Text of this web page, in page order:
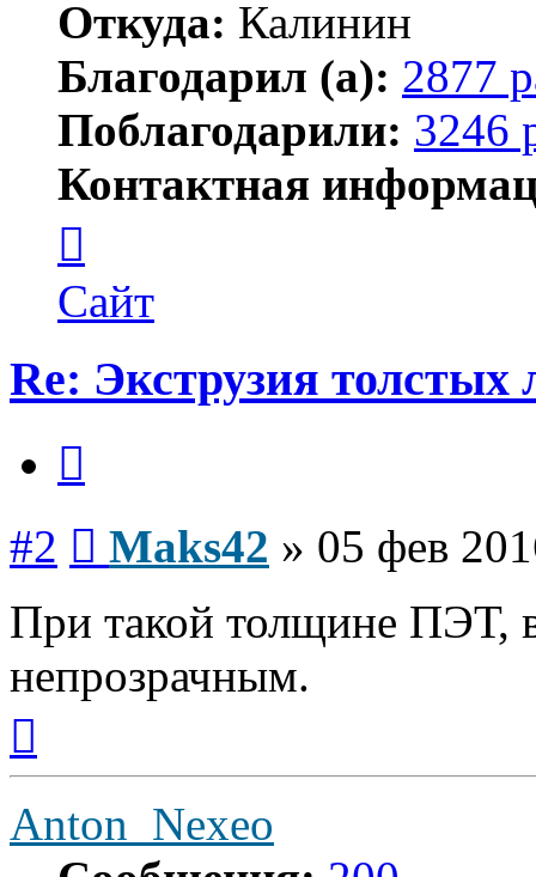
Откуда: Калинин
Благодарил (а): 2877
Поблагодарили: 3246
Контактная
пользователя
Maks42
Сайт
Re: Экструзия
#2 Maks42 » 05 фев
При такой толщине ПЭТ,
непрозрачным.
началу
Anton_Nexeo